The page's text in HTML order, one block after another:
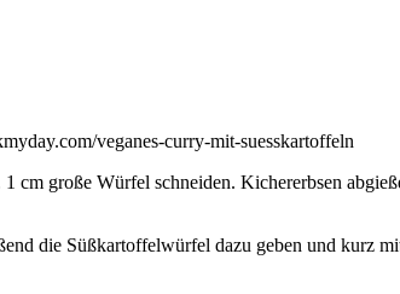
große Würfel schneiden. Kichererbsen
die Süßkartoffelwürfel dazu geben und kurz